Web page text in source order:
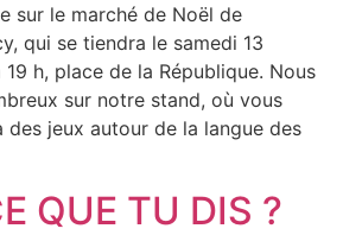
sur le marché de Noël de
qui se tiendra le samedi 13
h, place de la République. Nous
sur notre stand, où vous
jeux autour de la langue des
QUE TU DIS ?